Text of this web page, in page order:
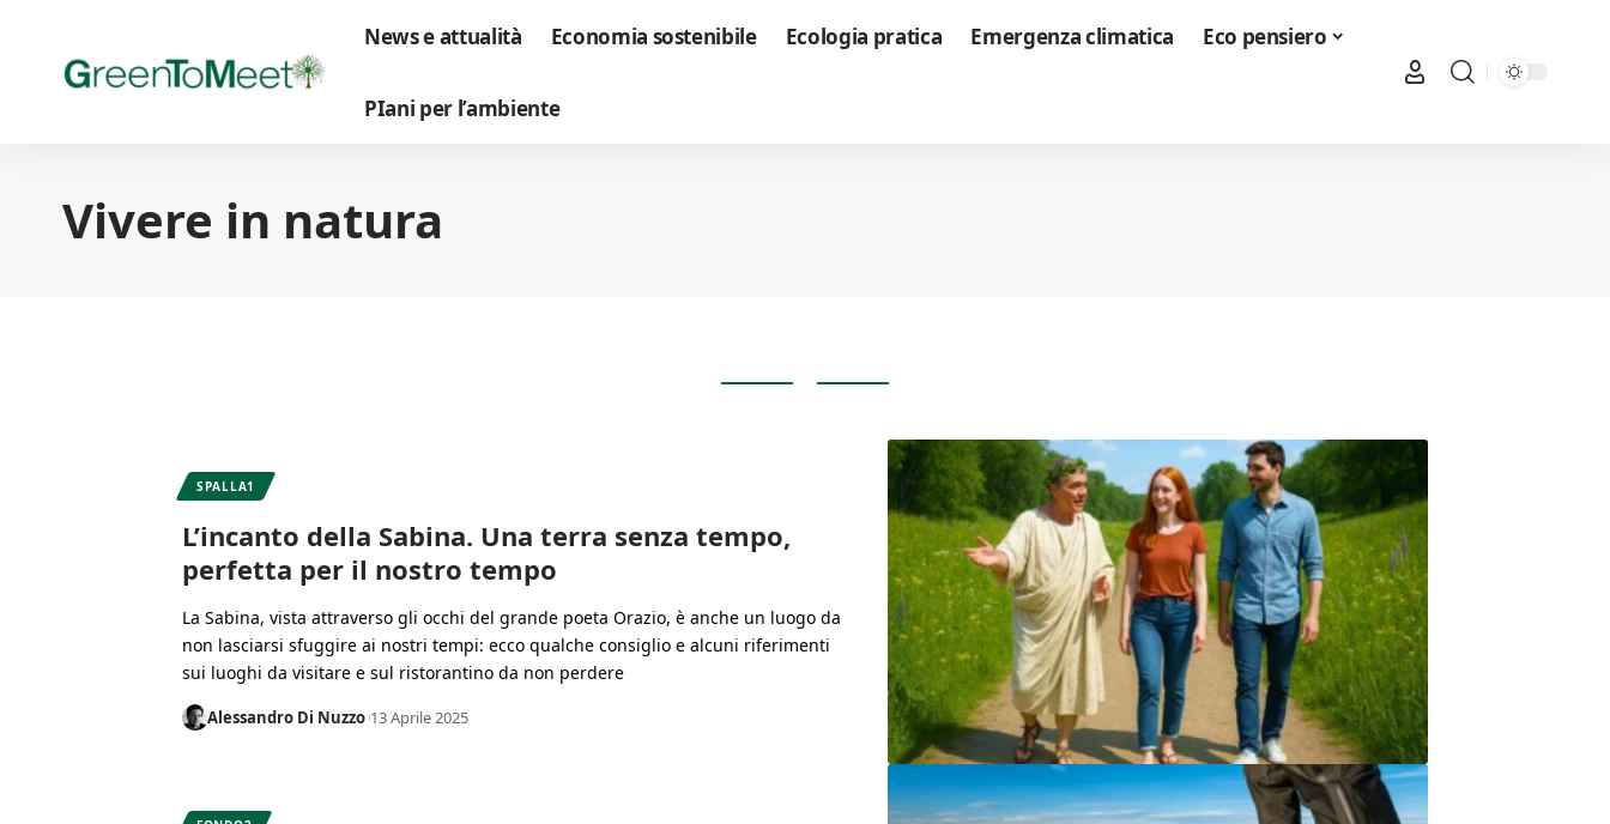
News e attualità Economia sostenibile Ecologia pratica Emergenza climatica Eco pensiero
PIani per l’ambiente
Vivere in natura
SPALLA1
L’incanto della Sabina. Una terra senza tempo,
perfetta per il nostro tempo
La Sabina, vista attraverso gli occhi del grande poeta Orazio, è anche un luogo da
non lasciarsi sfuggire ai nostri tempi: ecco qualche consiglio e alcuni riferimenti
sui luoghi da visitare e sul ristorantino da non perdere
Alessandro Di Nuzzo 13 Aprile 2025